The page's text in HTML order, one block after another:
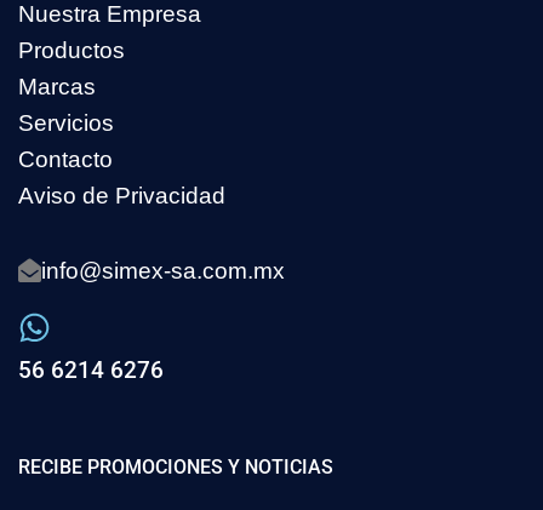
Nuestra Empresa
Productos
Marcas
Servicios
Contacto
Aviso de Privacidad
info@simex-sa.com.mx
56 6214 6276
RECIBE PROMOCIONES Y NOTICIAS